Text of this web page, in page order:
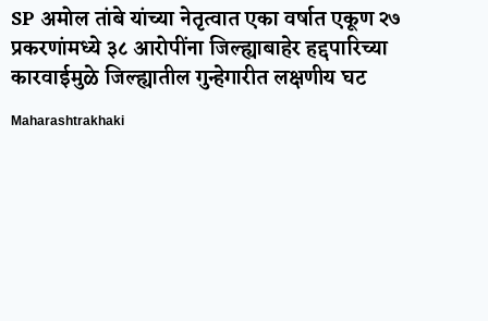
SP अमोल तांबे यांच्या नेतृत्वात एका वर्षात एकूण २७
प्रकरणांमध्ये ३८ आरोपींना जिल्ह्याबाहेर हद्दपारिच्या
कारवाईमुळे जिल्ह्यातील गुन्हेगारीत लक्षणीय घट
Maharashtrakhaki